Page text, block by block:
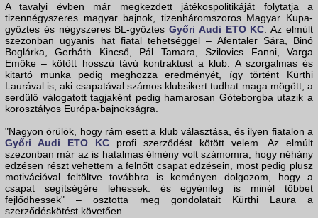
A tavalyi évben már megkezdett játékospolitikáját folytatja a
tizennégyszeres magyar bajnok, tizenháromszoros Magyar Kupa-
győztes és négyszeres BL-győztesGyőri Audi ETO KC. Az elmúlt
szezonban ugyanis hat fiatal tehetséggel – Afentaler Sára, Binó
Boglárka, Gerháth Kincső, Pál Tamara, Szilovics Fanni, Varga
Emőke – kötött hosszú távú kontraktust a klub. A szorgalmas és
kitartó munka pedig meghozza eredményét, így történt Kürthi
Laurával is, aki csapatával számos klubsikert tudhat maga mögött, a
serdülő válogatott tagjaként pedig hamarosan Göteborgba utazik a
korosztályos Európa-bajnokságra.
"Nagyon örülök, hogy rám esett a klub választása, és ilyen fiatalon a
Győri Audi ETO KC profi szerződést kötött velem. Az elmúlt
szezonban már az is hatalmas élmény volt számomra, hogy néhány
edzésen részt vehettem a felnőtt csapat edzésein, most pedig plusz
motivációval feltöltve továbbra is keményen dolgozom, hogy a
csapat segítségére lehessek. és egyénileg is minél többet
fejlődhessek" – osztotta meg gondolatait Kürthi Laura a
szerződéskötést követően.